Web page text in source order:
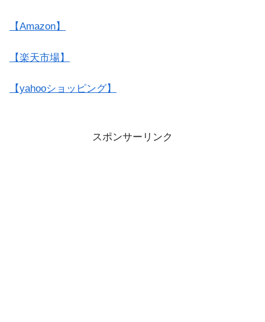
【Amazon】
【楽天市場】
【yahooショッピング】
スポンサーリンク